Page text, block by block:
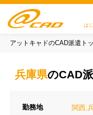
は
派遣がはじめての方
方
アットキャドのCAD派遣ト
兵庫県のCAD
勤務地 関西,